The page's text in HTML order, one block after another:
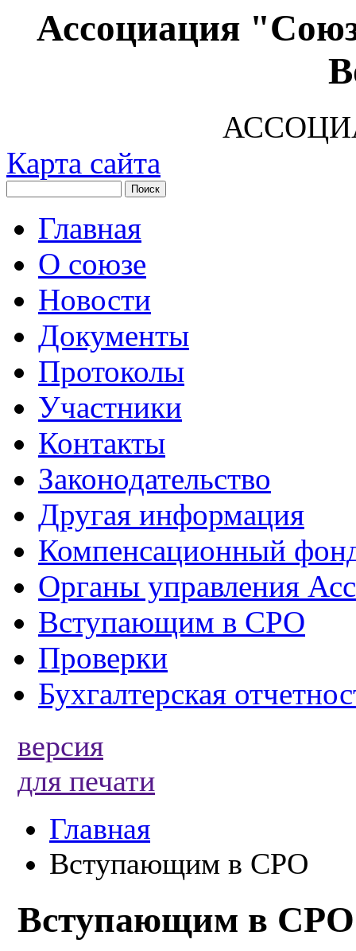
Ассоциация
Карта сайта
Главная
О союзе
Новости
Документы
Протоколы
Участники
Контакты
Законодательство
Другая информация
Компенсационный
Органы управления
Вступающим в СРО
Проверки
Бухгалтерская
версия
для печати
Главная
Вступающим в СРО
Вступающим в СРО